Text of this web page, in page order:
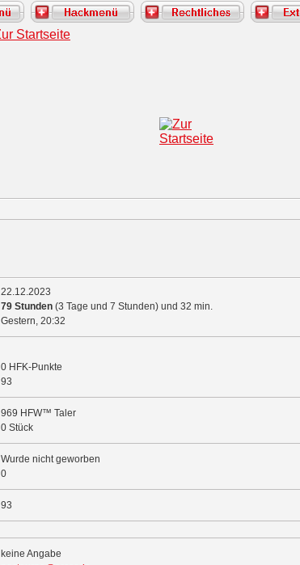
22.12.2023
79 Stunden (3 Tage und 7 Stunden) und 32 min.
Gestern, 20:32
0 HFK-Punkte
93
969 HFW™ Taler
0 Stück
Wurde nicht geworben
0
93
keine Angabe